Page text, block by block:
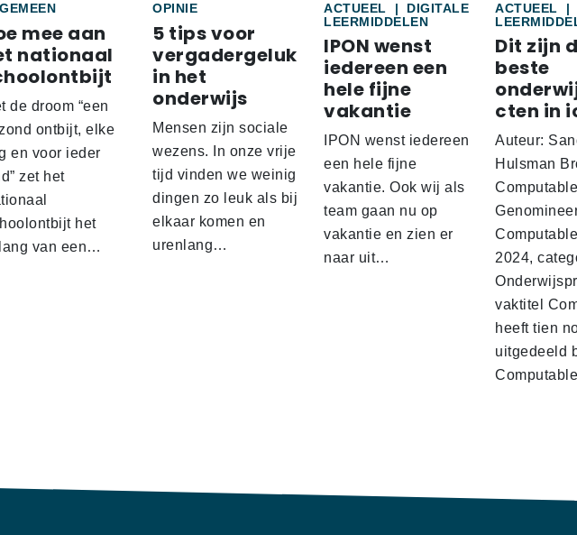
mee aan
nationaal
de droom “een
ontbijt, elke
en voor ieder
zet het
het
van een…
OPINIE
5 tips voor
vergadergeluk
in het
onderwijs
Mensen zijn sociale
wezens. In onze vrije
tijd vinden we weinig
dingen zo leuk als bij
elkaar komen en
urenlang…
ACTUEEL |
DIGITALE
LEERMIDDELEN
IPON wenst
iedereen een
hele fijne
vakantie
IPON wenst iedereen
een hele fijne
vakantie. Ook wij als
team gaan nu op
vakantie en zien er
naar uit…
ACTUEEL
|
Dit zijn
beste
cten in
Auteur:
Hulsman
Computable
2024,
vaktitel
heeft tien
uitgedeeld